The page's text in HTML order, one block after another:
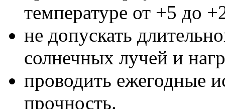
температуре от +5 до
не допускать
солнечных лучей и
проводить ежегодные
прочность.